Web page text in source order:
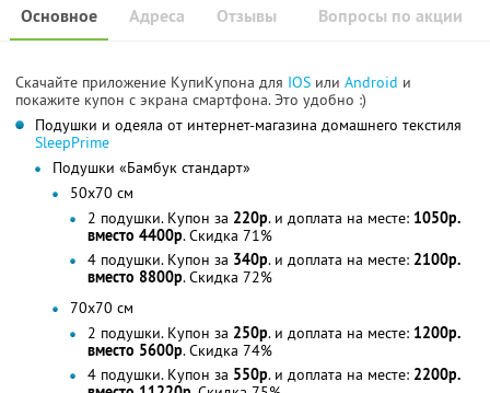
Основное Отзывы Вопросы по акции
Адреса
Скачайте приложение КупиКупона для IOS или Android и
покажите купон с экрана смартфона. Это удобно :)
Подушки и одеяла от интернет-магазина домашнего текстиля
SleepPrime
Подушки «Бамбук стандарт»
50х70 см
2 подушки. Купон за 220р. и доплата на месте: 1050р.
вместо 4400р. Скидка 71%
4 подушки. Купон за 340р. и доплата на месте: 2100р.
вместо 8800р. Скидка 72%
70х70 см
2 подушки. Купон за 250р. и доплата на месте: 1200р.
вместо 5600р. Скидка 74%
4 подушки. Купон за 550р. и доплата на месте: 2200р.